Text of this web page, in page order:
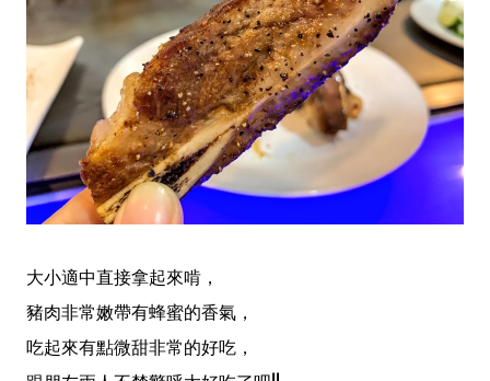
大小適中直接拿起來啃，
豬肉非常嫩帶有蜂蜜的香氣，
吃起來有點微甜非常的好吃，